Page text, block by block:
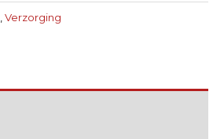
Verzorging